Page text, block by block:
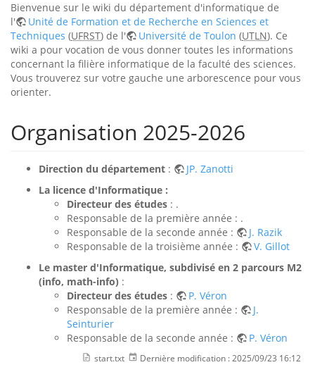
Bienvenue sur le wiki du département d'informatique de
l'
Unité de Formation et de Recherche en Sciences et
Techniques (UFRST) de l' Université de Toulon (UTLN). Ce
wiki a pour vocation de vous donner toutes les informations
concernant la filière informatique de la faculté des sciences.
Vous trouverez sur votre gauche une arborescence pour vous
orienter.
Organisation 2025-2026
Direction du département :
JP. Zanotti
La licence d'Informatique :
Directeur des études : .
Responsable de la première année : .
Responsable de la seconde année :
J. Razik
Responsable de la troisième année :
V. Gillot
Le master d'Informatique, subdivisé en 2 parcours M2
(info, math-info) :
Directeur des études :
P. Véron
Responsable de la première année :
J.
Seinturier
Responsable de la seconde année :
P. Véron
start.txt Dernière modification : 2025/09/23 16:12